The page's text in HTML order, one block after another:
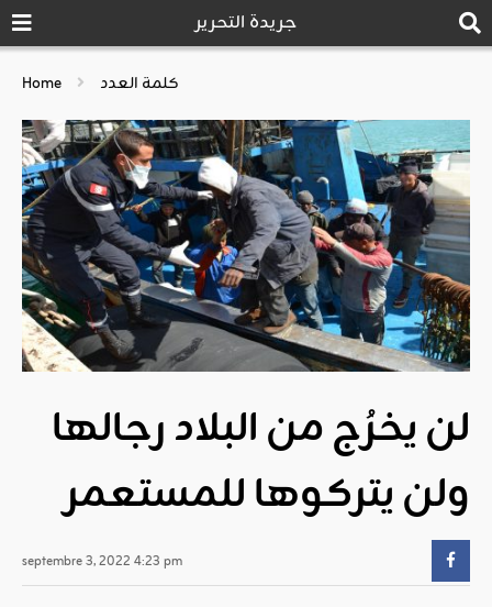
جريدة التحرير
Home كلمة العدد
لن يخرُج من البلاد رجالها
ولن يتركوها للمستعمر
septembre 3, 2022 4:23 pm